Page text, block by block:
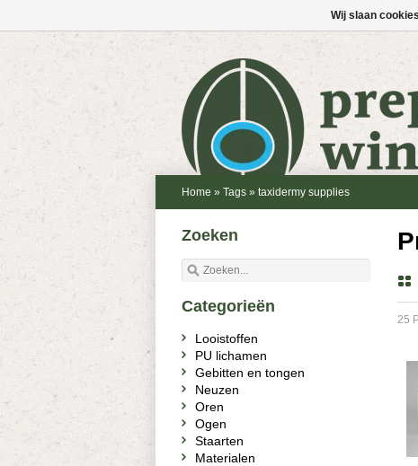
Home » Tags » taxidermy supplies
25
Zoeken
Categorieën
Looistoffen
PU lichamen
Gebitten en tongen
Neuzen
Oren
Ogen
Staarten
Materialen
Wij slaan